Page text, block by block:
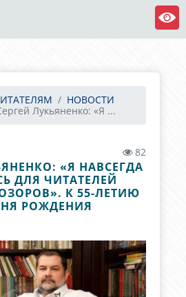
НОВОСТИ
Лукьяненко: «Я ...
82
«Я НАВСЕГДА
ДЛЯ ЧИТАТЕЛЕЙ
К 55-ЛЕТИЮ
РОЖДЕНИЯ